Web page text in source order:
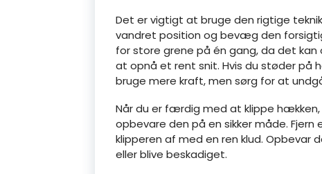
Det er vigtigt at bruge den rigtige
vandret position og bevæg den
for store grene på én gang, da det
at opnå et rent snit. Hvis du støder på
bruge mere kraft, men sørg for at
Når du er færdig med at klippe
opbevare den på en sikker måde.
klipperen af med en ren klud. Opbevar
eller blive beskadiget.